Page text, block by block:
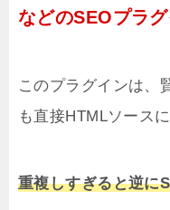
などのSEOプラグ
このプラグインは、
も直接HTMLソース
重複しすぎると逆に